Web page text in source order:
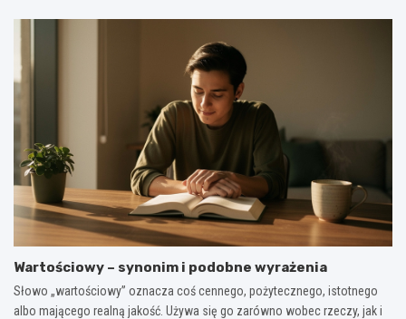
Wartościowy – synonim i podobne wyrażenia
Słowo „wartościowy” oznacza coś cennego, pożytecznego, istotnego
albo mającego realną jakość. Używa się go zarówno wobec rzeczy, jak i